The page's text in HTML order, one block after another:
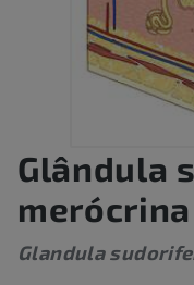
Glândula
merócrina
Glandula